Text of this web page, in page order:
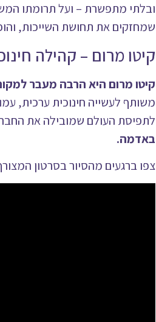
ובלתי מתפשרת – ועל תרומתו
שמחזקים את תחושת השייכות,
קיטו מרום – קהילה
קיטו מרום היא הרבה מעבר
משותף לעשייה חינוכית ערכית,
לתפיסת העולם שמובילה את
באדמה.
צפו ברגעים מהסיור בסרטון